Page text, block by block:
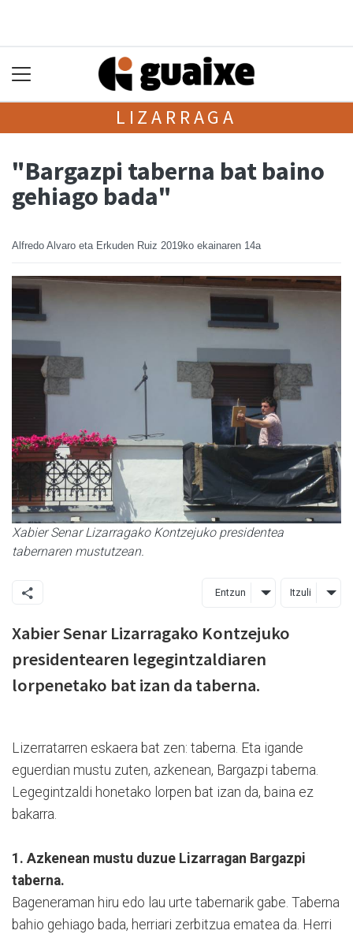
LIZARRAGA
"Bargazpi taberna bat baino
gehiago bada"
Alfredo Alvaro eta Erkuden Ruiz 2019ko ekainaren 14a
Xabier Senar Lizarragako Kontzejuko presidentea
tabernaren mustutzean.
Entzun Itzuli
Xabier Senar Lizarragako Kontzejuko
presidentearen legegintzaldiaren
lorpenetako bat izan da taberna.
Lizerratarren eskaera bat zen: taberna. Eta igande
eguerdian mustu zuten, azkenean, Bargazpi taberna.
Legegintzaldi honetako lorpen bat izan da, baina ez
bakarra.
1. Azkenean mustu duzue Lizarragan Bargazpi
taberna.
Bageneraman hiru edo lau urte tabernarik gabe. Taberna
bahio gehiago bada, herriari zerbitzua ematea da. Herri